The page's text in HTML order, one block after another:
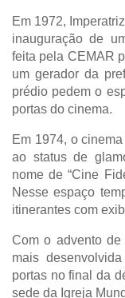
Em 1972,
inauguração de
feita pela CEMAR
um gerador da
prédio pedem o
portas do cinema.
Em 1974, o
ao status de
nome de “Cine
Nesse espaço
itinerantes com
Com o advento
mais
portas no final da
sede da Igreja